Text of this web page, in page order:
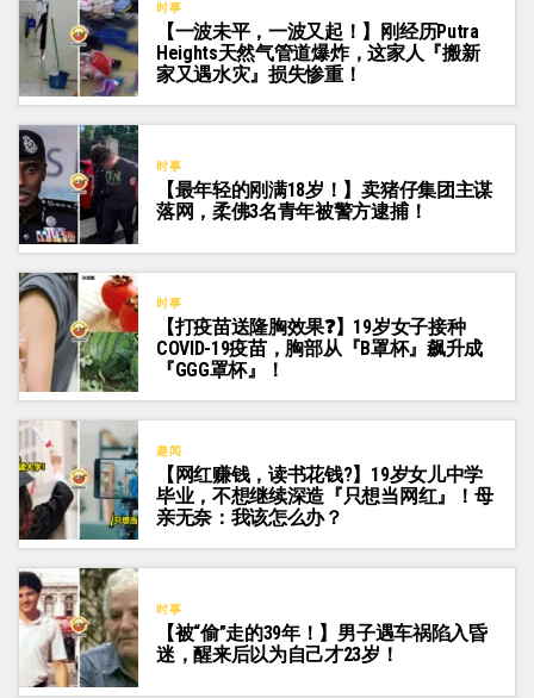
时事
【一波未平，一波又起！】刚经历Putra
Heights天然气管道爆炸，这家人『搬新
家又遇水灾』损失惨重！
时事
【最年轻的刚满18岁！】卖猪仔集团主谋
落网，柔佛3名青年被警方逮捕！
时事
【打疫苗送隆胸效果❓】19岁女子接种
COVID-19疫苗，胸部从『B罩杯』飙升成
『GGG罩杯』！
趣闻
【网红赚钱，读书花钱?】19岁女儿中学
毕业，不想继续深造『只想当网红』！母
亲无奈：我该怎么办？
时事
【被“偷”走的39年！】男子遇车祸陷入昏
迷，醒来后以为自己才23岁！